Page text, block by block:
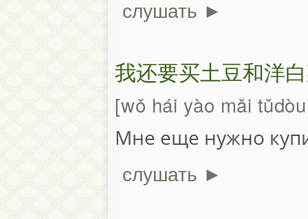
слушать ►
我还要买土豆和洋
wǒ hái yào mǎi
Мне еще нужно
слушать ►